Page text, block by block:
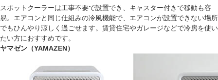
スポットクーラーは工事不要で設置でき、キャスター付きで移動も容
易。エアコンと同じ仕組みの冷風機能で、エアコンが設置できない場所
でもひんやり涼しく過ごせます。賃貸住宅やガレージなどで冷房を使い
たい方におすすめです。
ヤマゼン（YAMAZEN）